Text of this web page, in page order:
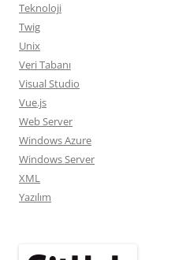
Teknoloji
Twig
Unix
Veri Tabanı
Visual Studio
Vue.js
Web Server
Windows Azure
Windows Server
XML
Yazılım